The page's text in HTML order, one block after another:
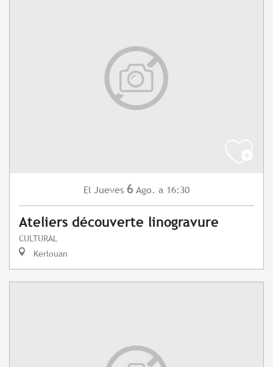
El Jueves 6 Ago. a 16:30
Ateliers découverte linogravure
CULTURAL
Kerlouan